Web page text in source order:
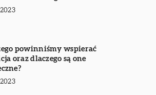
powinniśmy wspierać
oraz dlaczego są one